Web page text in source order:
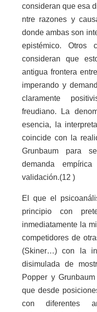
consideran que esa
ntre razones y
donde ambas son
epistémico. Otros
consideran que
antigua frontera
imperando y
claramente
freudiano. La
esencia, la
coincide con la
Grunbaum para
demanda
validación.(12 )
El que el
principio con
inmediatamente la
competidores de
(Skiner…) con la
disimulada de
Popper y
que desde
con diferentes